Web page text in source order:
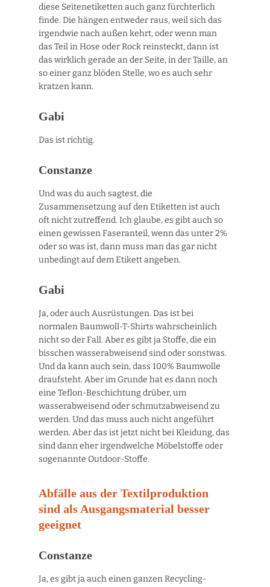
diese Seitenetiketten auch ganz fürchterlich
finde. Die hängen entweder raus, weil sich das
irgendwie nach außen kehrt, oder wenn man
das Teil in Hose oder Rock reinsteckt, dann ist
das wirklich gerade an der Seite, in der Taille, an
so einer ganz blöden Stelle, wo es auch sehr
kratzen kann.
Gabi
Das ist richtig.
Constanze
Und was du auch sagtest, die
Zusammensetzung auf den Etiketten ist auch
oft nicht zutreffend. Ich glaube, es gibt auch so
einen gewissen Faseranteil, wenn das unter 2%
oder so was ist, dann muss man das gar nicht
unbedingt auf dem Etikett angeben.
Gabi
Ja, oder auch Ausrüstungen. Das ist bei
normalen Baumwoll-T-Shirts wahrscheinlich
nicht so der Fall. Aber es gibt ja Stoffe, die ein
bisschen wasserabweisend sind oder sonstwas.
Und da kann auch sein, dass 100% Baumwolle
draufsteht. Aber im Grunde hat es dann noch
eine Teflon-Beschichtung drüber, um
wasserabweisend oder schmutzabweisend zu
werden. Und das muss auch nicht angeführt
werden. Aber das ist jetzt nicht bei Kleidung, das
sind dann eher irgendwelche Möbelstoffe oder
sogenannte Outdoor-Stoffe.
Abfälle aus der Textilproduktion
sind als Ausgangsmaterial besser
geeignet
Constanze
Ja, es gibt ja auch einen ganzen Recycling-